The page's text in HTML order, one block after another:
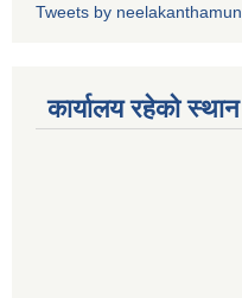
Tweets by neelakanthamun
कार्यालय रहेको स्थान